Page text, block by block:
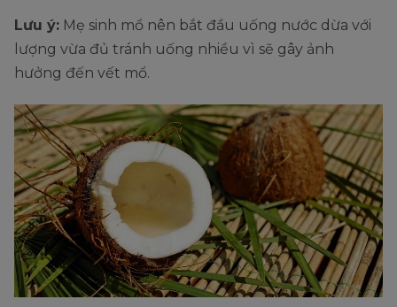
Lưu ý: Mẹ sinh mổ nên bắt đầu uống nước dừa với
lượng vừa đủ tránh uống nhiều vì sẽ gây ảnh
hưởng đến vết mổ.